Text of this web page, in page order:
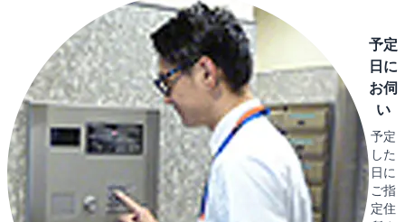
予定
日に
お伺
い
予定
した
日に
ご指
定住